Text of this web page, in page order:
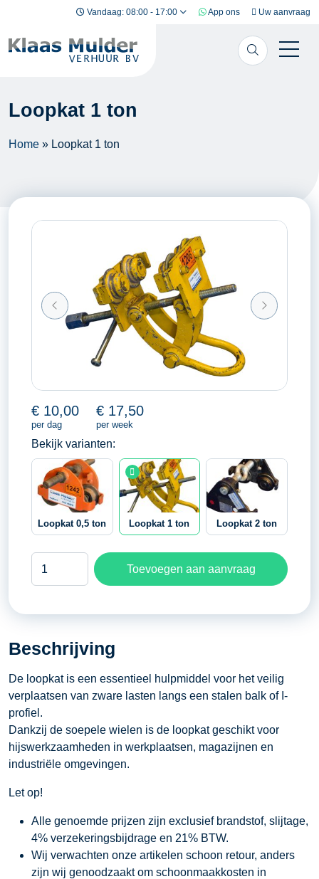
Ga naar inhoud Vandaag: 08:00 - 17:00 App ons Uw aanvraag
Loopkat 1 ton
Home » Loopkat 1 ton
€ 10,00
per dag
€ 17,50
per week
Bekijk varianten:
Loopkat 0,5 ton Loopkat 1 ton Loopkat 2 ton
aantal
Toevoegen aan aanvraag
Beschrijving
De loopkat is een essentieel hulpmiddel voor het veilig
verplaatsen van zware lasten langs een stalen balk of I-
profiel.
Dankzij de soepele wielen is de loopkat geschikt voor
hijswerkzaamheden in werkplaatsen, magazijnen en
industriële omgevingen.
Let op!
Alle genoemde prijzen zijn exclusief brandstof, slijtage,
4% verzekeringsbijdrage en 21% BTW.
Wij verwachten onze artikelen schoon retour, anders
zijn wij genoodzaakt om schoonmaakkosten in